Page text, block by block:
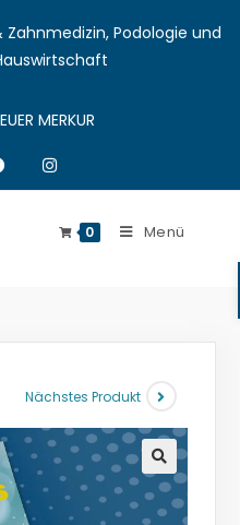
Podologie und
MERKUR
0 Menü
Nächstes Produkt
🔍